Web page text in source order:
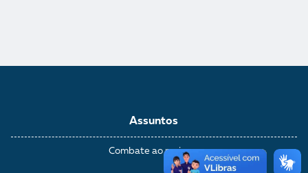
Assuntos
Combate ao racismo